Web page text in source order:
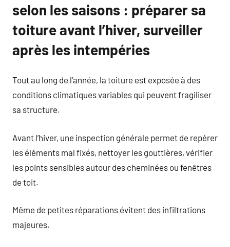
selon les saisons : préparer sa
toiture avant l’hiver, surveiller
après les intempéries
Tout au long de l’année, la toiture est exposée à des
conditions climatiques variables qui peuvent fragiliser
sa structure.
Avant l’hiver, une inspection générale permet de repérer
les éléments mal fixés, nettoyer les gouttières, vérifier
les points sensibles autour des cheminées ou fenêtres
de toit.
Même de petites réparations évitent des infiltrations
majeures.